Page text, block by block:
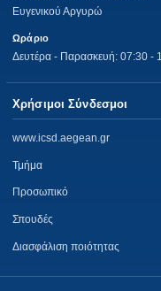
Ευγενικού Αργυρώ
Ωράριο
Δευτέρα - Παρασκευή: 07:30 -
Χρήσιμοι Σύνδεσμοι
www.icsd.aegean.gr
Τμήμα
Προσωπικό
Σπουδές
Διασφάλιση ποιότητας